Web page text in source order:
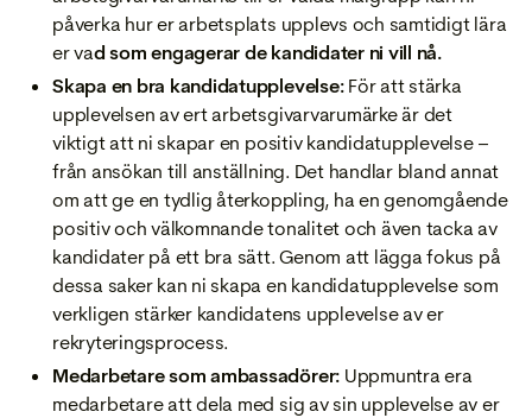
påverka hur er arbetsplats upplevs och samtidigt lära
er vad som engagerar de kandidater ni vill nå.
Skapa en bra kandidatupplevelse:För att stärka
upplevelsen av ert arbetsgivarvarumärke är det
viktigt att ni skapar en positiv kandidatupplevelse –
från ansökan till anställning. Det handlar bland annat
om att ge en tydlig återkoppling, ha en genomgående
positiv och välkomnande tonalitet och även tacka av
kandidater på ett bra sätt. Genom att lägga fokus på
dessa saker kan ni skapa en kandidatupplevelse som
verkligen stärker kandidatens upplevelse av er
rekryteringsprocess.
Medarbetare som ambassadörer: Uppmuntra era
medarbetare att dela med sig av sin upplevelse av er